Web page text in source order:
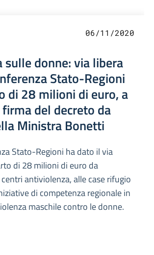
06/11/2020
sulle donne: via libera
Stato-Regioni
di 28 milioni di euro, a
del decreto da
Ministra Bonetti
Stato-Regioni ha dato il via
di 28 milioni di euro da
antiviolenza, alle case rifugio
di competenza regionale in
maschile contro le donne.